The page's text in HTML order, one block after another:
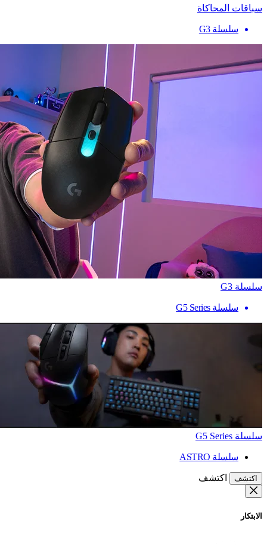
سباقات المحاكاة
سلسلة G3
سلسلة G3
سلسلة G5 Series
سلسلة G5 Series
سلسلة ASTRO
اكتشف اكتشف
الابتكار